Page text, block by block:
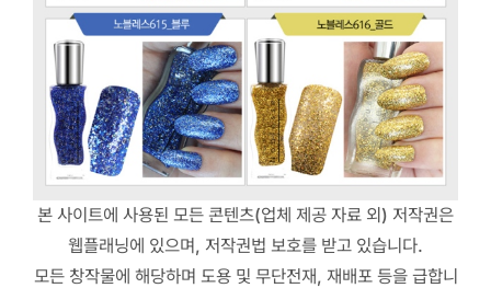
본 사이트에 사용된 모든 콘텐츠(업체 제공 자료 외) 저작권은
웹플래닝에 있으며, 저작권법 보호를 받고 있습니다.
모든 창작물에 해당하며 도용 및 무단전재, 재배포 등을 급합니